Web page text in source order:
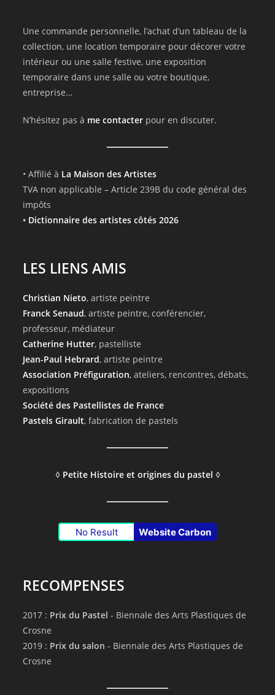
Une commande personnelle, l’achat d’un tableau de la
collection, une location temporaire pour décorer votre
intérieur ou une salle festive, une exposition
temporaire dans une salle ou votre boutique,
entreprise…
N’hésitez pas à me contacter pour en discuter.
• Affilié à La Maison des Artistes
TVA non applicable – Article 239B du code général des
impôts
• Dictionnaire des artistes côtés 2026
LES LIENS AMIS
Christian Nieto, artiste peintre
Franck Senaud, artiste peintre, conférencier,
professeur, médiateur
Catherine Hutter, pastelliste
Jean-Paul Hebrard, artiste peintre
Association Préfiguration, ateliers, rencontres, débats,
expositions
Société des Pastellistes de France
Pastels Girault, fabrication de pastels
◊ Petite Histoire et origines du pastel ◊
No Result Website Carbon
RECOMPENSES
2017 : Prix du Pastel - Biennale des Arts Plastiques de
Crosne
2019 : Prix du salon - Biennale des Arts Plastiques de
Crosne